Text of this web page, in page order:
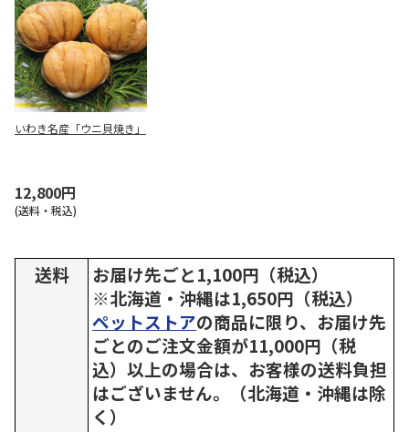
いわき名産「ウニ貝焼き」
12,800円
(送料・税込)
送料
お届け先ごと1,100円（税込）
※北海道・沖縄は1,650円（税込）
ペットストアの商品に限り、お届け先
ごとのご注文金額が11,000円（税
込）以上の場合は、お客様の送料負担
はございません。（北海道・沖縄は除
く）